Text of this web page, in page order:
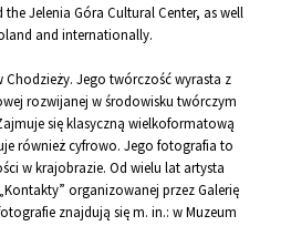
Jelenia Góra Cultural Center, as well
and internationally.
Chodzieży. Jego twórczość wyrasta z
rozwijanej w środowisku twórczym
się klasyczną wielkoformatową
również cyfrowo. Jego fotografia to
w krajobrazie. Od wielu lat artysta
organizowanej przez Galerię
znajdują się m. in.: w Muzeum